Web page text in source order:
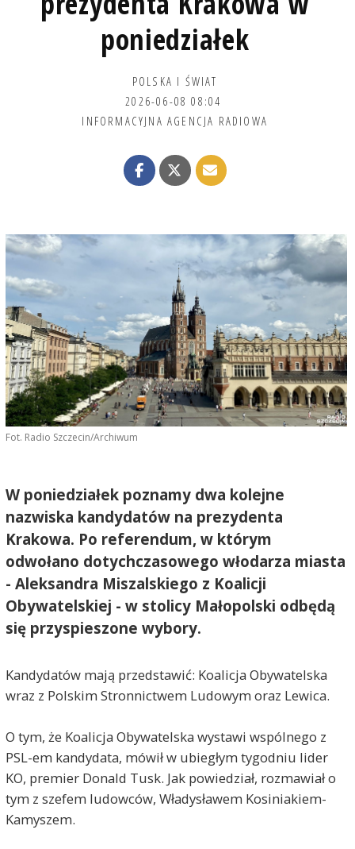
poniedziałek
POLSKA I ŚWIAT
2026-06-08 08:04
INFORMACYJNA AGENCJA RADIOWA
Fot. Radio Szczecin/Archiwum
W poniedziałek poznamy dwa kolejne
nazwiska kandydatów na prezydenta
Krakowa. Po referendum, w którym
odwołano dotychczasowego włodarza miasta
- Aleksandra Miszalskiego z Koalicji
Obywatelskiej - w stolicy Małopolski odbędą
się przyspieszone wybory.
Kandydatów mają przedstawić: Koalicja Obywatelska
wraz z Polskim Stronnictwem Ludowym oraz Lewica.
O tym, że Koalicja Obywatelska wystawi wspólnego z
PSL-em kandydata, mówił w ubiegłym tygodniu lider
KO, premier Donald Tusk. Jak powiedział, rozmawiał o
tym z szefem ludowców, Władysławem Kosiniakiem-
Kamyszem.